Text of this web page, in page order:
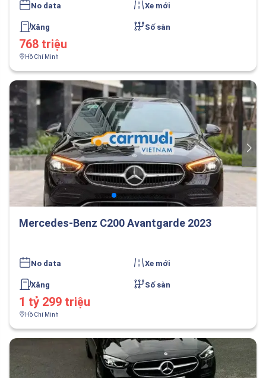
No data Xe mới
Xăng Số sàn
768 triệu
Hồ Chí Minh
Mercedes-Benz C200 Avantgarde 2023
No data Xe mới
Xăng Số sàn
1 tỷ 299 triệu
Hồ Chí Minh